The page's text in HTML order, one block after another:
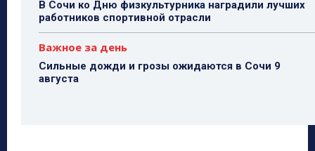
В Сочи ко Дню физкультурника наградили лучших
работников спортивной отрасли
Важное за день
Сильные дожди и грозы ожидаются в Сочи 9
августа